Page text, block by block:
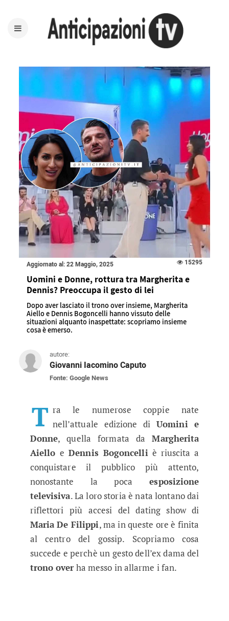
Aggiornato al: 22 Maggio, 2025 15295
Uomini e Donne, rottura tra Margherita e
Dennis? Preoccupa il gesto di lei
Dopo aver lasciato il trono over insieme, Margherita
Aiello e Dennis Bogoncelli hanno vissuto delle
situazioni alquanto inaspettate: scopriamo insieme
cosa è emerso.
autore:
Giovanni Iacomino Caputo
Fonte: Google News
Uomini e Donne, rottura tra
T ra le numerose coppie nate
nell’attuale edizione diUomini e
Donne, quella formata daMargherita
AielloeDennis Bogoncelliè riuscita a
conquistare il pubblico più attento,
nonostante la poca esposizione
televisiva. La loro storia è nata lontano dai
riflettori più accesi del dating show di
Maria De Filippi, ma in queste ore è finita
al centro del gossip. Scopriamo cosa
succede e perchè un gesto dell’ex dama del
trono overha messo in allarme i fan.